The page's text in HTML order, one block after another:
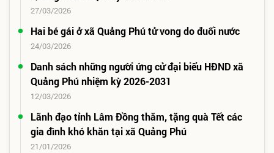
27/03/2026
Hai bé gái ở xã Quảng Phú tử vong do đuối nước
24/03/2026
Danh sách những người ứng cử đại biểu HĐND xã
Quảng Phú nhiệm kỳ 2026-2031
12/03/2026
Lãnh đạo tỉnh Lâm Đồng thăm, tặng quà Tết các
gia đình khó khăn tại xã Quảng Phú
21/01/2026